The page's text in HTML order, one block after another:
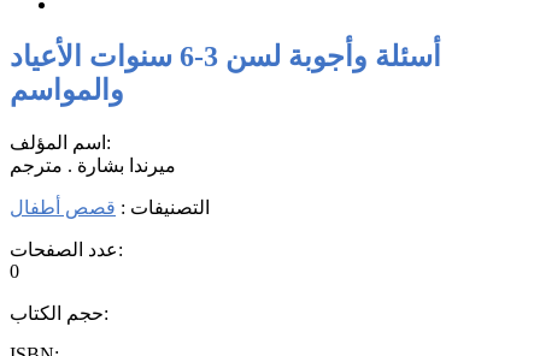
أسئلة وأجوبة لسن 3-6 سنوات الأعياد
والمواسم
اسم المؤلف:
ميرندا بشارة . مترجم
التصنيفات : قصص أطفال
عدد الصفحات:
0
حجم الكتاب: